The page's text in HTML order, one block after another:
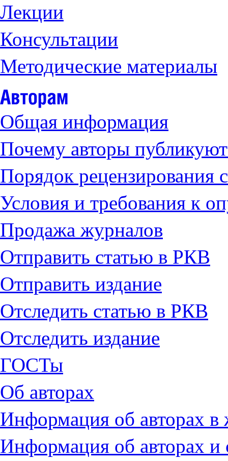
Лекции
Консультации
Методические материалы
Общая информация
Почему авторы
Порядок рецензирования
Условия и требования к
Продажа журналов
Отправить статью в РКВ
Отправить издание
Отследить статью в РКВ
Отследить издание
ГОСТы
Об авторах
Информация об авторах в
Информация об авторах и